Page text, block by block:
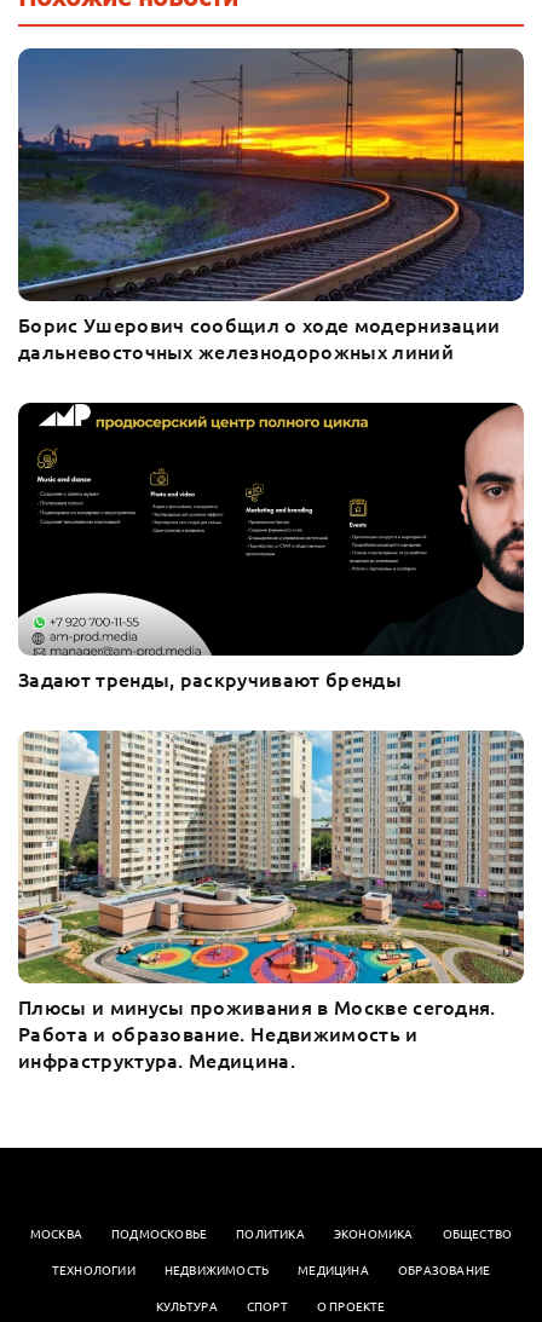
Борис Ушерович сообщил о ходе модернизации
дальневосточных железнодорожных линий
Задают тренды, раскручивают бренды
Плюсы и минусы проживания в Москве сегодня.
Работа и образование. Недвижимость и
инфраструктура. Медицина.
МОСКВА ПОДМОСКОВЬЕ ПОЛИТИКА ЭКОНОМИКА
OБЩЕСТВО
ТЕХНОЛОГИИ
НЕДВИЖИМОСТЬ МЕДИЦИНА
ОБРАЗОВАНИЕ
КУЛЬТУРА
СПОРТ О ПРОЕКТЕ